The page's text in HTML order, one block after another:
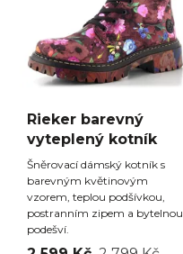
Rieker barevný
vyteplený kotník
Šněrovací dámský kotník s
barevným květinovým
vzorem, teplou podšívkou,
postranním zipem a bytelnou
podešví.